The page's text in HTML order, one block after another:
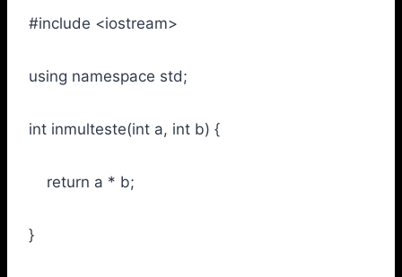
#include <iostream>
using namespace std;
int inmulteste(int a, int b) {
return a * b;
}